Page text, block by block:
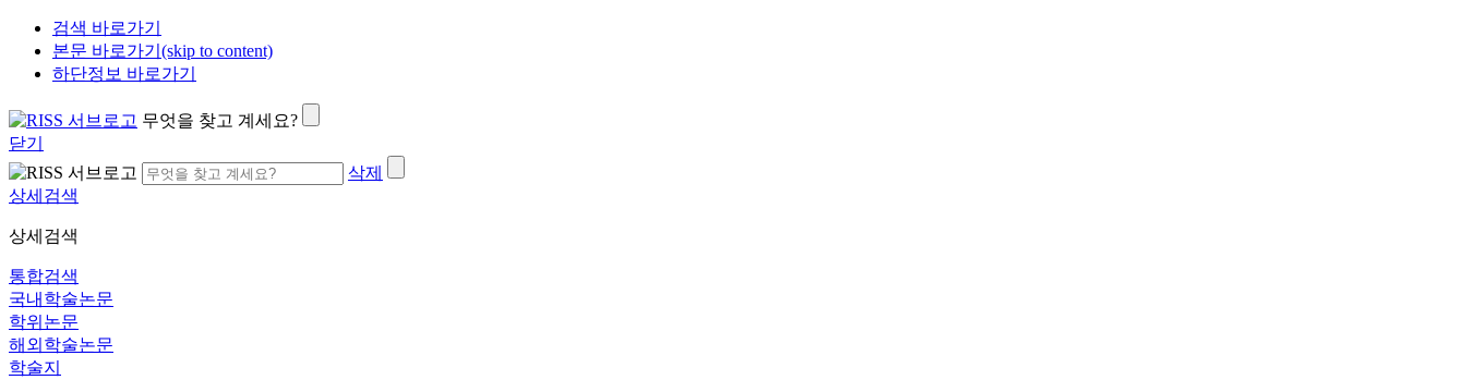
검색 바로가기
본문 바로가기(skip to content)
하단정보 바로가기
무엇을 찾고 계세요?
닫기
삭제
상세검색
상세검색
통합검색
국내학술논문
학위논문
해외학술논문
학술지